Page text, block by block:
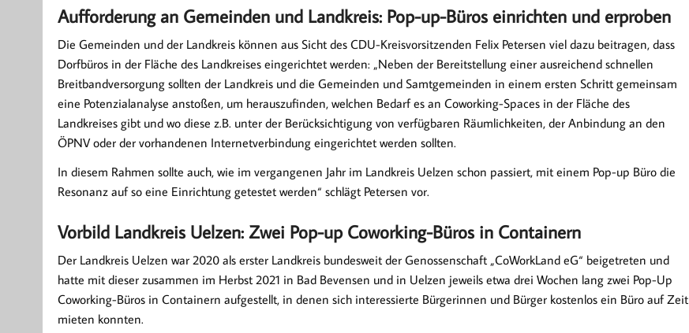
Aufforderung an Gemeinden und Landkreis: Pop-up-Büros einrichten und erproben
Die Gemeinden und der Landkreis können aus Sicht des CDU-Kreisvorsitzenden Felix Petersen viel dazu beitragen, dass
Dorfbüros in der Fläche des Landkreises eingerichtet werden: „Neben der Bereitstellung einer ausreichend schnellen
Breitbandversorgung sollten der Landkreis und die Gemeinden und Samtgemeinden in einem ersten Schritt gemeinsam
eine Potenzialanalyse anstoßen, um herauszufinden, welchen Bedarf es an Coworking-Spaces in der Fläche des
Landkreises gibt und wo diese z.B. unter der Berücksichtigung von verfügbaren Räumlichkeiten, der Anbindung an den
ÖPNV oder der vorhandenen Internetverbindung eingerichtet werden sollten.
In diesem Rahmen sollte auch, wie im vergangenen Jahr im Landkreis Uelzen schon passiert, mit einem Pop-up Büro die
Resonanz auf so eine Einrichtung getestet werden“ schlägt Petersen vor.
Vorbild Landkreis Uelzen: Zwei Pop-up Coworking-Büros in Containern
Der Landkreis Uelzen war 2020 als erster Landkreis bundesweit der Genossenschaft „CoWorkLand eG“ beigetreten und
hatte mit dieser zusammen im Herbst 2021 in Bad Bevensen und in Uelzen jeweils etwa drei Wochen lang zwei Pop-Up
Coworking-Büros in Containern aufgestellt, in denen sich interessierte Bürgerinnen und Bürger kostenlos ein Büro auf Zeit
mieten konnten.